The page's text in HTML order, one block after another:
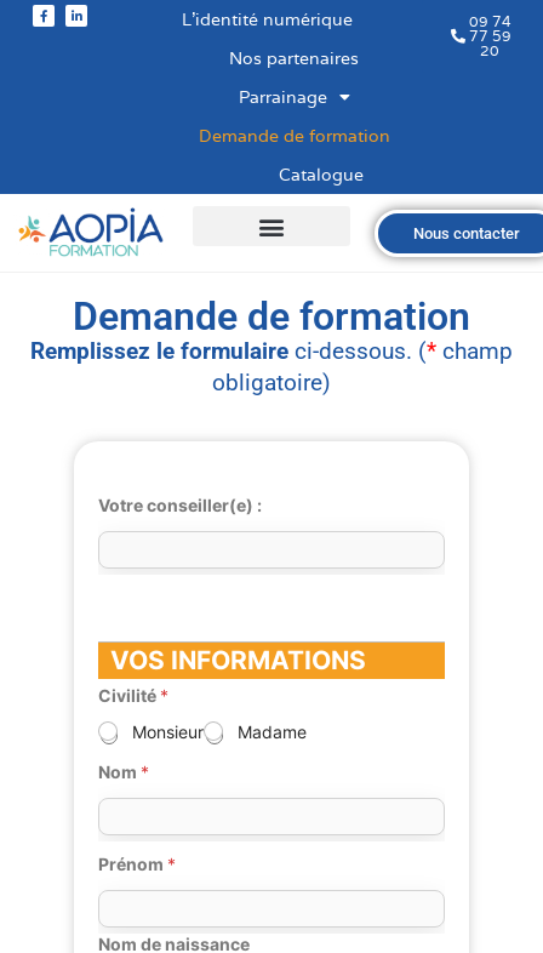
L’identité numérique
Nos partenaires
Parrainage
Demande de formation
Catalogue
09 74
77 59
20
Nous contacter
Demande de formation
Remplissez le formulaire ci-dessous. (* champ
obligatoire)
Votre conseiller(e) :
VOS INFORMATIONS
Civilité *
Monsieur
Madame
Nom *
Prénom *
Nom de naissance